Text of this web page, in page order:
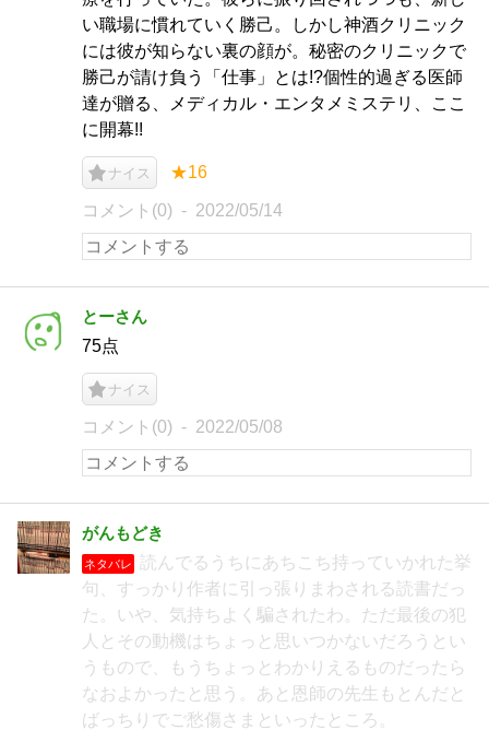
い職場に慣れていく勝己。しかし神酒クリニック
には彼が知らない裏の顔が。秘密のクリニックで
勝己が請け負う「仕事」とは!?個性的過ぎる医師
達が贈る、メディカル・エンタメミステリ、ここ
に開幕!!
ナイス ★16
コメント(0) 2022/05/14
とーさん
75点
ナイス
コメント(0) 2022/05/08
がんもどき
ネタバレ
読んでるうちにあちこち持っていかれた挙
句、すっかり作者に引っ張りまわされる読書だっ
た。いや、気持ちよく騙されたわ。ただ最後の犯
人とその動機はちょっと思いつかないだろうとい
うもので、もうちょっとわかりえるものだったら
なおよかったと思う。あと恩師の先生もとんだと
ばっちりでご愁傷さまといったところ。